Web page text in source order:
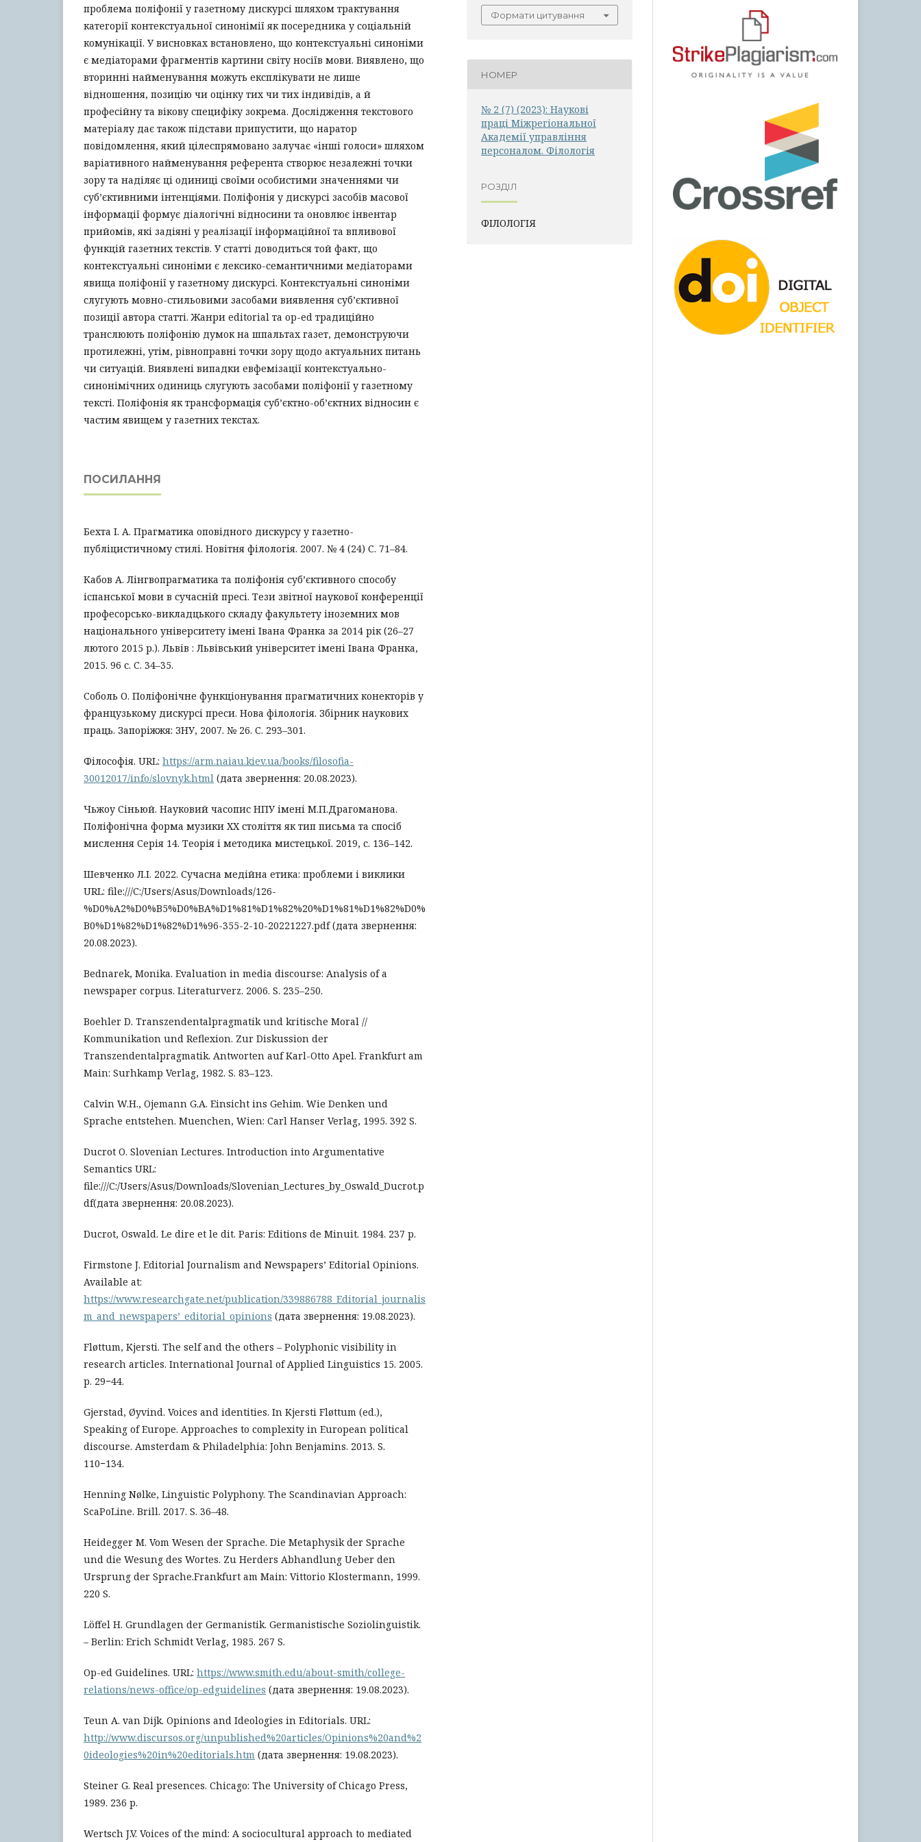
проблема поліфонії у газетному дискурсі шляхом трактування
категорії контекстуальної синонімії як посередника у соціальній
комунікації. У висновках встановлено, що контекстуальні синоніми
є медіаторами фрагментів картини світу носіїв мови. Виявлено, що
вторинні найменування можуть експлікувати не лише
відношення, позицію чи оцінку тих чи тих індивідів, а й
професійну та вікову специфіку зокрема. Дослідження текстового
матеріалу дає також підстави припустити, що наратор
повідомлення, який цілеспрямовано залучає «інші голоси» шляхом
варіативного найменування референта створює незалежні точки
зору та наділяє ці одиниці своїми особистими значеннями чи
суб’єктивними інтенціями. Поліфонія у дискурсі засобів масової
інформації формує діалогічні відносини та оновлює інвентар
прийомів, які задіяні у реалізації інформаційної та впливової
функцій газетних текстів. У статті доводиться той факт, що
контекстуальні синоніми є лексико-семантичними медіаторами
явища поліфонії у газетному дискурсі. Контекстуальні синоніми
слугують мовно-стильовими засобами виявлення суб’єктивної
позиції автора статті. Жанри editorial та op-ed традиційно
транслюють поліфонію думок на шпальтах газет, демонструючи
протилежні, утім, рівноправні точки зору щодо актуальних питань
чи ситуацій. Виявлені випадки евфемізації контекстуально-
синонімічних одиниць слугують засобами поліфонії у газетному
тексті. Поліфонія як трансформація суб’єктно-об’єктних відносин є
частим явищем у газетних текстах.
ПОСИЛАННЯ
Бехта І. А. Прагматика оповідного дискурсу у газетно-
публіцистичному стилі. Новітня філологія. 2007. № 4 (24) С. 71–84.
Кабов А. Лінгвопрагматика та поліфонія суб’єктивного способу
іспанської мови в сучасній пресі. Тези звітної наукової конференції
професорсько-викладцького складу факультету іноземних мов
національного університету імені Івана Франка за 2014 рік (26–27
лютого 2015 р.). Львів : Львівський університет імені Івана Франка,
2015. 96 с. C. 34–35.
Соболь О. Поліфонічне функціонування прагматичних конекторів у
французькому дискурсі преси. Нова філологія. Збірник наукових
праць. Запоріжжя: ЗНУ, 2007. № 26. С. 293–301.
Філософія. URL: https://arm.naiau.kiev.ua/books/filosofia-
30012017/info/slovnyk.html (дата звернення: 20.08.2023).
Чьжоу Сіньюй. Науковий часопис НПУ імені М.П.Драгоманова.
Поліфонічна форма музики ХХ століття як тип письма та спосіб
мислення Серія 14. Теорія і методика мистецької. 2019, с. 136–142.
Шевченко Л.І. 2022. Сучасна медійна етика: проблеми і виклики
URL: file:///C:/Users/Asus/Downloads/126-
%D0%A2%D0%B5%D0%BA%D1%81%D1%82%20%D1%81%D1%82%D0%
B0%D1%82%D1%82%D1%96-355-2-10-20221227.pdf (дата звернення:
20.08.2023).
Bednarek, Monika. Evaluation in media discourse: Analysis of a
newspaper corpus. Literaturverz. 2006. S. 235–250.
Boehler D. Transzendentalpragmatik und kritische Moral //
Kommunikation und Reflexion. Zur Diskussion der
Transzendentalpragmatik. Antworten auf Karl-Otto Apel. Frankfurt am
Main: Surhkamp Verlag, 1982. S. 83–123.
Calvin W.H., Ojemann G.A. Einsicht ins Gehim. Wie Denken und
Sprache entstehen. Muenchen, Wien: Carl Hanser Verlag, 1995. 392 S.
Ducrot O. Slovenian Lectures. Introduction into Argumentative
Semantics URL:
file:///C:/Users/Asus/Downloads/Slovenian_Lectures_by_Oswald_Ducrot.p
df(дата звернення: 20.08.2023).
Ducrot, Oswald. Le dire et le dit. Paris: Editions de Minuit. 1984. 237 p.
Firmstone J. Editorial Journalism and Newspapers’ Editorial Opinions.
Available at:
https://www.researchgate.net/publication/339886788_Editorial_journalis
m_and_newspapers’_editorial_opinions (дата звернення: 19.08.2023).
Fløttum, Kjersti. The self and the others – Polyphonic visibility in
research articles. International Journal of Applied Linguistics 15. 2005.
p. 29−44.
Gjerstad, Øyvind. Voices and identities. In Kjersti Fløttum (ed.),
Speaking of Europe. Approaches to complexity in European political
discourse. Amsterdam & Philadelphia: John Benjamins. 2013. S.
110−134.
Henning Nølke, Linguistic Polyphony. The Scandinavian Approach:
ScaPoLine. Brill. 2017. S. 36–48.
Heidegger M. Vom Wesen der Sprache. Die Metaphysik der Sprache
und die Wesung des Wortes. Zu Herders Abhandlung Ueber den
Ursprung der Sprache.Frankfurt am Main: Vittorio Klostermann, 1999.
220 S.
Löffel H. Grundlagen der Germanistik. Germanistische Soziolinguistik.
– Berlin: Erich Schmidt Verlag, 1985. 267 S.
Op-ed Guidelines. URL: https://www.smith.edu/about-smith/college-
relations/news-office/op-edguidelines (дата звернення: 19.08.2023).
Teun A. van Dijk. Opinions and Ideologies in Editorials. URL:
http://www.discursos.org/unpublished%20articles/Opinions%20and%2
0ideologies%20in%20editorials.htm (дата звернення: 19.08.2023).
Steiner G. Real presences. Chicago: The University of Chicago Press,
1989. 236 p.
Wertsch J.V. Voices of the mind: A sociocultural approach to mediated
Формати цитування
НОМЕР
№ 2 (7) (2023): Наукові
праці Міжрегіональної
Академії управління
персоналом. Філологія
РОЗДІЛ
ФІЛОЛОГІЯ